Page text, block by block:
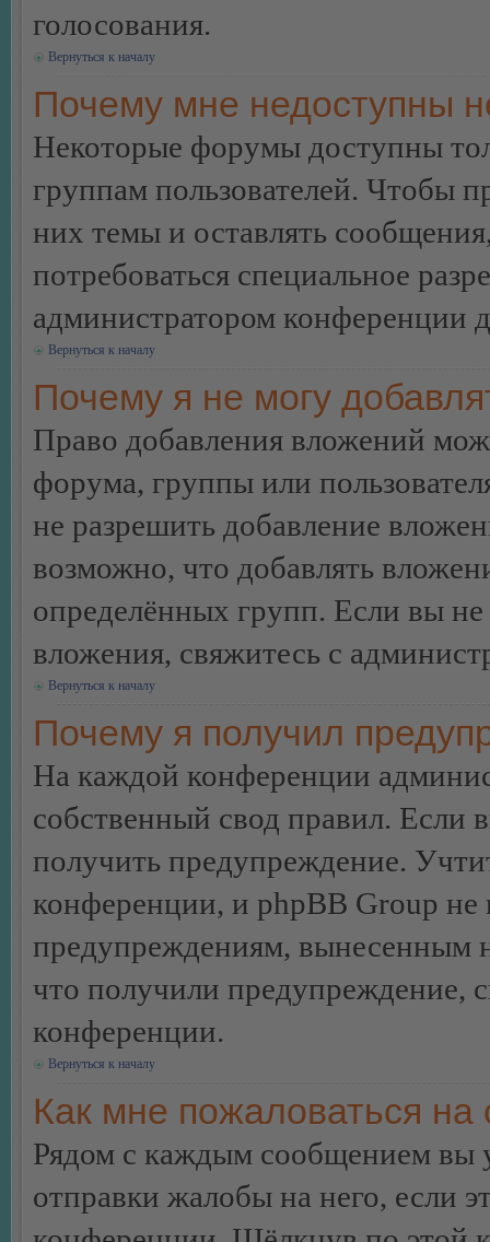
голосования.
Вернуться к началу
Почему мне недоступны
Некоторые форумы доступны
группам пользователей. Чтобы
них темы и оставлять
потребоваться специальное
администратором конференции
Вернуться к началу
Почему я не могу
Право добавления вложений
форума, группы или
не разрешить добавление
возможно, что добавлять
определённых групп. Если вы не
вложения, свяжитесь с
Вернуться к началу
Почему я получил
На каждой конференции
собственный свод правил.
получить предупреждение.
конференции, и phpBB Group не
предупреждениям, вынесенным
что получили предупреждение,
конференции.
Вернуться к началу
Как мне пожаловаться
Рядом с каждым сообщением вы
отправки жалобы на него, если